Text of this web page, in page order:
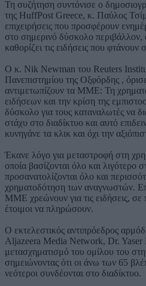
Τη συζήτηση συντόνισε ο
της HuffPost Greece, κ. Παύλος
επιχειρήσεις που προσφέρουν
στο σημερινό δύσκολο περιβάλλον,
καθορίζει τις ειδήσεις που φτάνουν
Ο κ. Nik Newman του Reuters
Πανεπιστημίου της Οξφόρδης ,
αντιμετωπίζουν τα ΜΜΕ: Τη
ειδήσεων και την κρίση της
δύσκολο για τους καταναλωτές να
στάχυ στο διαδίκτυο και αυτό
κυνηγάνε τα κλικ και όχι την
Έκανε λόγο για μεταστροφή στη
οποία βασίζονται όλο και λιγότερο
προσανατολίζονται όλο και
χρηματοδότηση των αναγνωστών.
ΜΜΕ χρεώνουν για τις ειδήσεις, σε
έτοιμοι να πληρώσουν.
Ο εκτελεστικός αντιπρόεδρος
Aljazeera Media Network, Dr. Yaser
μετασχηματισμό του ομίλου του
σημειώνοντας ότι οι άνω των 65
νεότεροι συνδέονται στο διαδίκτυο.